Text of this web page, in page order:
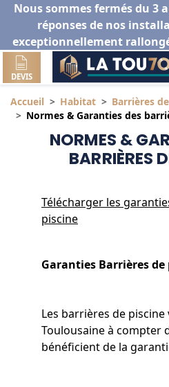
Nous sommes fermés du 3
réponses de nos
exceptionnellement
DEVIS
Accueil Habitat
Barrières
Normes & Garanties des
NORMES &
BARRIÈRES
Télécharger les
piscine
Garanties Barrières
Les barrières de piscine
Toulousaine à compter
bénéficient de la